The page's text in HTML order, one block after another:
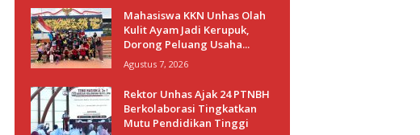
Mahasiswa KKN Unhas Olah
Kulit Ayam Jadi Kerupuk,
Dorong Peluang Usaha...
Agustus 7, 2026
Rektor Unhas Ajak 24 PTNBH
Berkolaborasi Tingkatkan
Mutu Pendidikan Tinggi